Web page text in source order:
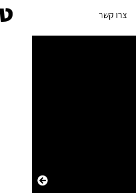
צרו קשר